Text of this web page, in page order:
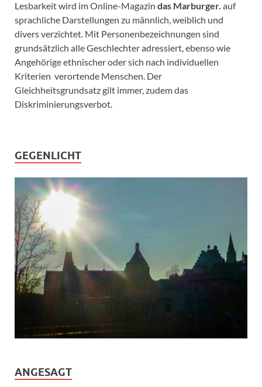
Lesbarkeit wird im Online-Magazin das Marburger. auf
sprachliche Darstellungen zu männlich, weiblich und
divers verzichtet. Mit Personenbezeichnungen sind
grundsätzlich alle Geschlechter adressiert, ebenso wie
Angehörige ethnischer oder sich nach individuellen
Kriterien verortende Menschen. Der
Gleichheitsgrundsatz gilt immer, zudem das
Diskriminierungsverbot.
GEGENLICHT
ANGESAGT